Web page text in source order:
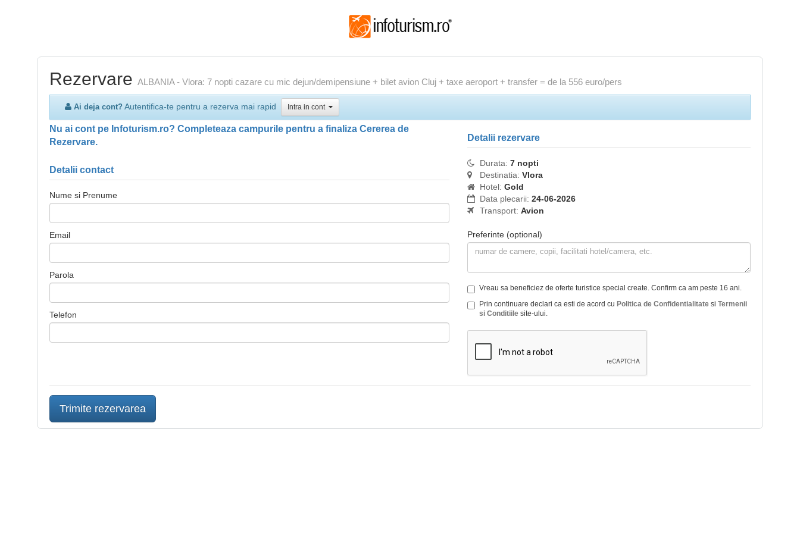
Rezervare ALBANIA - Vlora: 7 nopti cazare cu mic dejun/demipensiune + bilet avion Cluj + taxe aeroport + transfer = de la 556 euro/pers
Ai deja cont? Autentifica-te pentru a rezerva mai rapid Intra in cont
Nu ai cont pe Infoturism.ro? Completeaza campurile pentru a finaliza Cererea de
Rezervare.
Detalii contact
Nume si Prenume
Email
Parola
Telefon
Detalii rezervare
Durata: 7 nopti
Destinatia: Vlora
Hotel: Gold
Data plecarii: 24-06-2026
Transport: Avion
Preferinte (optional)
Vreau sa beneficiez de oferte turistice special create. Confirm ca am peste 16 ani.
Prin continuare declari ca esti de acord cu Politica de Confidentialitate siTermenii
si Conditiile site-ului.
Trimite rezervarea